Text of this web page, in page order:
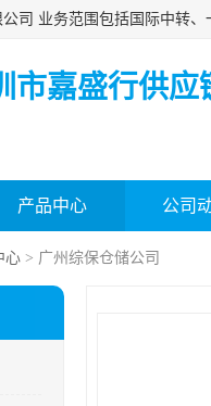
市嘉盛行供应
产品中心 公司
心 > 广州综保仓储公司